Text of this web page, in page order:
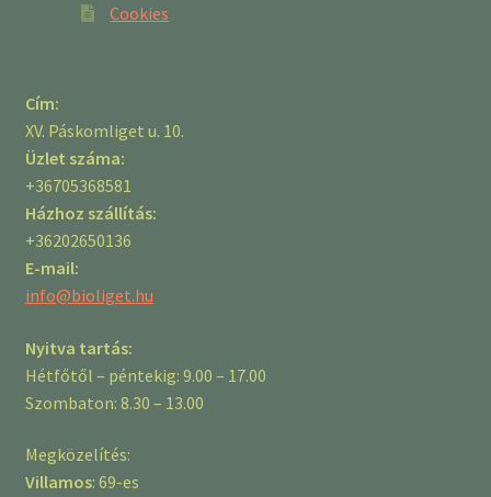
Cookies
Cím:
XV. Páskomliget u. 10.
Üzlet száma:
+36705368581
Házhoz szállítás:
+36202650136
E-mail:
info@bioliget.hu
Nyitva tartás:
Hétfőtől – péntekig: 9.00 – 17.00
Szombaton: 8.30 – 13.00
Megközelítés:
Villamos: 69-es